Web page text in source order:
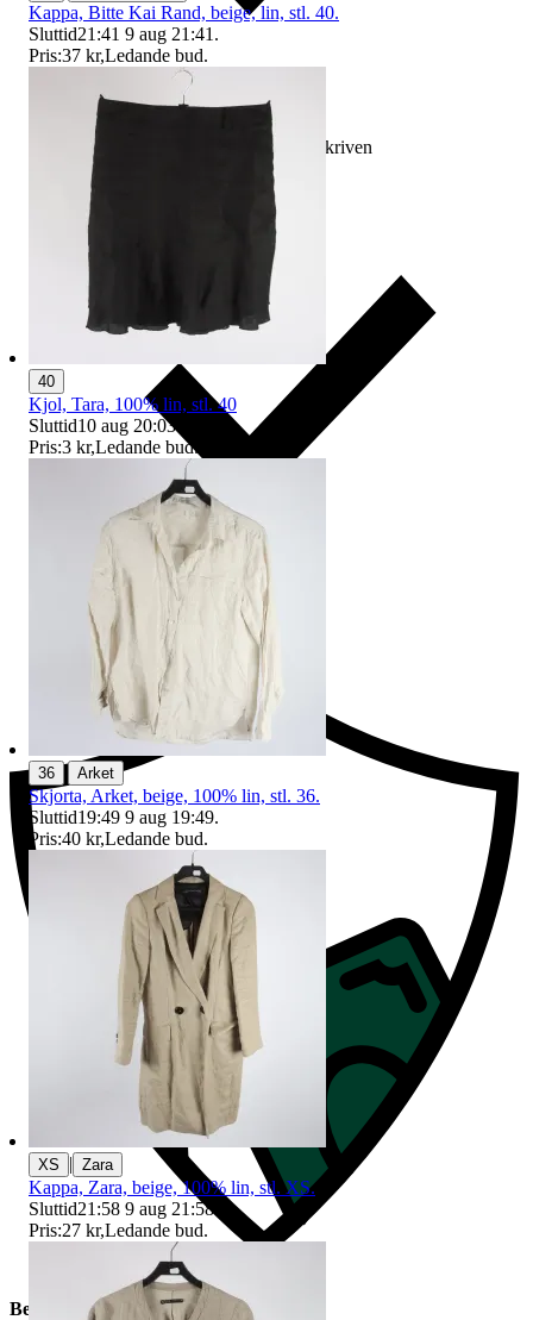
Ersättning om varan inte är som beskriven
Ersättning om du inte får din vara
Beskrivning
Kappa, Bitte Kai Rand, beige, lin, stl. 40.
Sluttid21:41 9 aug 21:41 .
Pris:37 kr,Ledande bud.
40
Kjol, Tara, 100% lin, stl. 40
Sluttid10 aug 20:03
Pris:3 kr,Ledande bud.
36 Arket
Skjorta, Arket, beige, 100% lin, stl. 36.
Sluttid19:49 9 aug 19:49.
Pris:40 kr,Ledande bud.
XS | Zara
Kappa, Zara, beige, 100% lin, stl. XS.
Sluttid21:58 9 aug 21:58
Pris:27 kr,Ledande bud.